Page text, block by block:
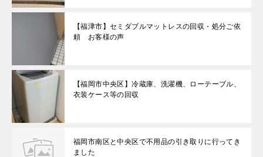
【福津市】セミダブルマットレスの回収・処分ご依
頼 お客様の声
【福岡市中央区】冷蔵庫、洗濯機、ローテーブル、
衣装ケース等の回収
福岡市南区と中央区で不用品の引き取りに行ってき
ました